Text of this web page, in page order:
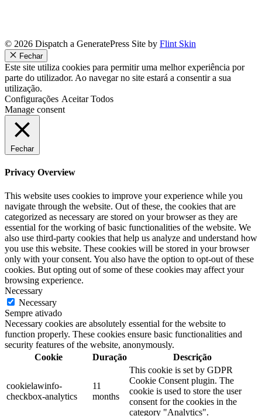
© 2026 Dispatch a GeneratePress Site by Flint Skin
Fechar
Este site utiliza cookies para permitir uma melhor experiência por
parte do utilizador. Ao navegar no site estará a consentir a sua
utilização.
Configurações Aceitar Todos
Manage consent
Fechar
Privacy Overview
This website uses cookies to improve your experience while you
navigate through the website. Out of these, the cookies that are
categorized as necessary are stored on your browser as they are
essential for the working of basic functionalities of the website. We
also use third-party cookies that help us analyze and understand how
you use this website. These cookies will be stored in your browser
only with your consent. You also have the option to opt-out of these
cookies. But opting out of some of these cookies may affect your
browsing experience.
Necessary
Necessary
Sempre ativado
Necessary cookies are absolutely essential for the website to
function properly. These cookies ensure basic functionalities and
security features of the website, anonymously.
Cookie
Duração Descrição
cookielawinfo-
checkbox-analytics
11
months
This cookie is set by GDPR
Cookie Consent plugin. The
cookie is used to store the user
consent for the cookies in the
category "Analytics".